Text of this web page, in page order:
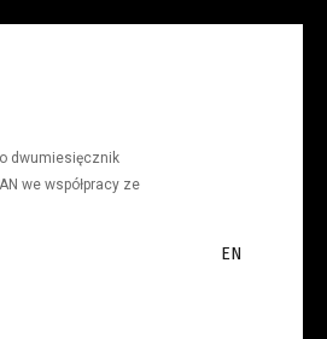
dwumiesięcznik
we współpracy ze
EN